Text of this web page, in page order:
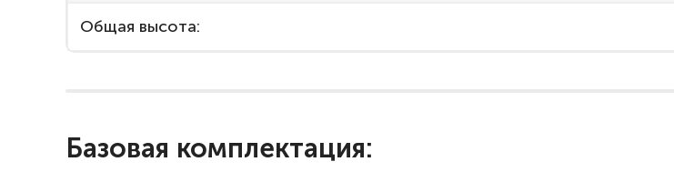
Общая высота:
Базовая комплектация: